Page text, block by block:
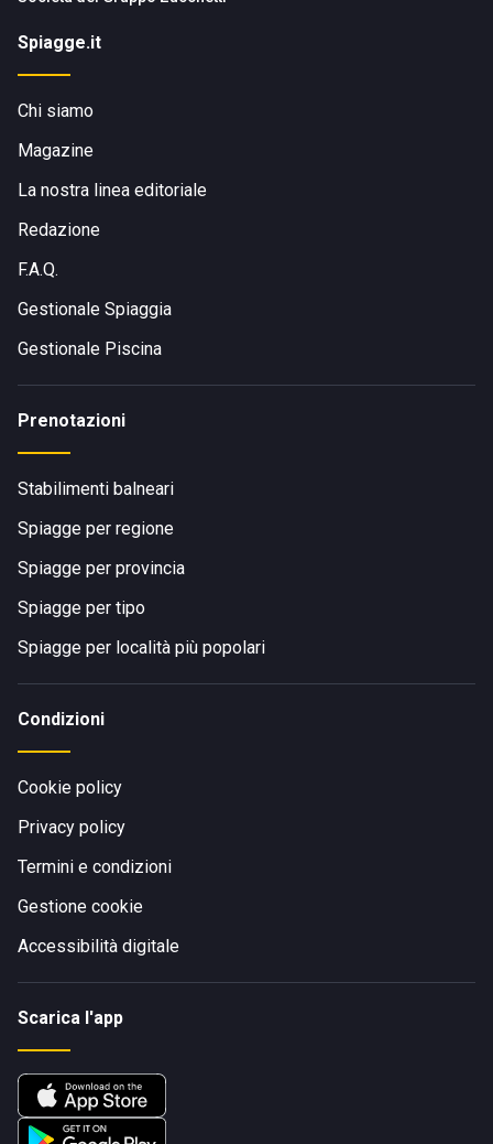
Spiagge.it
Chi siamo
Magazine
La nostra linea editoriale
Redazione
F.A.Q.
Gestionale Spiaggia
Gestionale Piscina
Prenotazioni
Stabilimenti balneari
Spiagge per regione
Spiagge per provincia
Spiagge per tipo
Spiagge per località più popolari
Condizioni
Cookie policy
Privacy policy
Termini e condizioni
Gestione cookie
Accessibilità digitale
Scarica l'app